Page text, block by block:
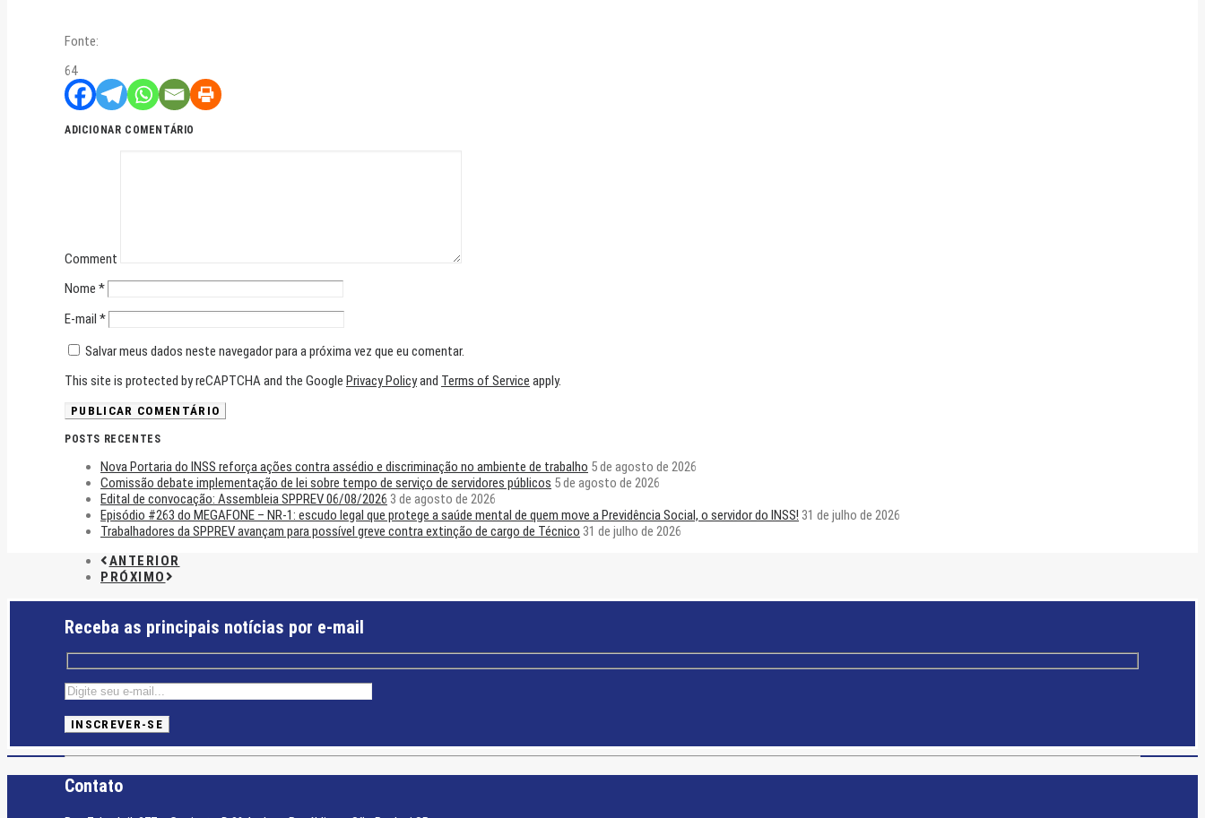
Fonte:
64
ADICIONAR COMENTÁRIO
Comment
Nome *
E-mail *
Salvar meus dados neste navegador para a próxima vez que eu comentar.
This site is protected by reCAPTCHA and the Google Privacy Policyand Terms of Service apply.
POSTS RECENTES
Nova Portaria do INSS reforça ações contra assédio e discriminação no ambiente de trabalho 5 de agosto de 2026
Comissão debate implementação de lei sobre tempo de serviço de servidores públicos 5 de agosto de 2026
Edital de convocação: Assembleia SPPREV 06/08/2026 3 de agosto de 2026
Episódio #263 do MEGAFONE – NR-1: escudo legal que protege a saúde mental de quem move a Previdência Social, o servidor do INSS! 31 de julho de 2026
Trabalhadores da SPPREV avançam para possível greve contra extinção de cargo de Técnico 31 de julho de 2026
ANTERIOR
PRÓXIMO
Receba as principais notícias por e-mail
Contato